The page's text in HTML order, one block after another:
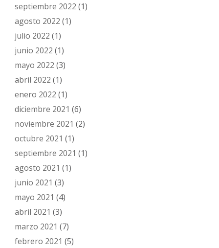
septiembre 2022 (1)
agosto 2022 (1)
julio 2022 (1)
junio 2022 (1)
mayo 2022 (3)
abril 2022 (1)
enero 2022 (1)
diciembre 2021 (6)
noviembre 2021 (2)
octubre 2021 (1)
septiembre 2021 (1)
agosto 2021 (1)
junio 2021 (3)
mayo 2021 (4)
abril 2021 (3)
marzo 2021 (7)
febrero 2021 (5)